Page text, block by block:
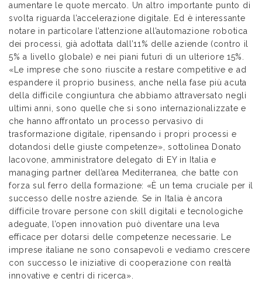
aumentare le quote mercato. Un altro importante punto di
svolta riguarda l’accelerazione digitale. Ed è interessante
notare in particolare l’attenzione all’automazione robotica
dei processi, già adottata dall’11% delle aziende (contro il
5% a livello globale) e nei piani futuri di un ulteriore 15%.
«Le imprese che sono riuscite a restare competitive e ad
espandere il proprio business, anche nella fase più acuta
della difficile congiuntura che abbiamo attraversato negli
ultimi anni, sono quelle che si sono internazionalizzate e
che hanno affrontato un processo pervasivo di
trasformazione digitale, ripensando i propri processi e
dotandosi delle giuste competenze», sottolinea Donato
Iacovone, amministratore delegato di EY in Italia e
managing partner dell’area Mediterranea, che batte con
forza sul ferro della formazione: «È un tema cruciale per il
successo delle nostre aziende. Se in Italia è ancora
difficile trovare persone con skill digitali e tecnologiche
adeguate, l’open innovation può diventare una leva
efficace per dotarsi delle competenze necessarie. Le
imprese italiane ne sono consapevoli e vediamo crescere
con successo le iniziative di cooperazione con realtà
innovative e centri di ricerca».